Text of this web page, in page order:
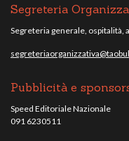
Segreteria
Segreteria generale, ospitalità,
Pubblicità e
Speed Editoriale Nazionale
091 6230511